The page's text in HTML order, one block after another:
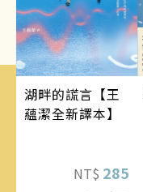
湖畔的謊言【王
蘊潔全新譯本】
NT$ 285